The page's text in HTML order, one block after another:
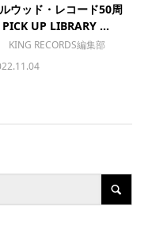
ルウッド・レコード50周
UP LIBRARY ...
KING RECORDS編集部